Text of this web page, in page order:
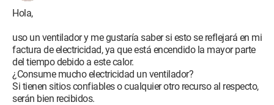
Hola,
uso un ventilador y me gustaría saber si esto se reflejará en mi
factura de electricidad, ya que está encendido la mayor parte
del tiempo debido a este calor.
¿Consume mucho electricidad un ventilador?
Si tienen sitios confiables o cualquier otro recurso al respecto,
serán bien recibidos.